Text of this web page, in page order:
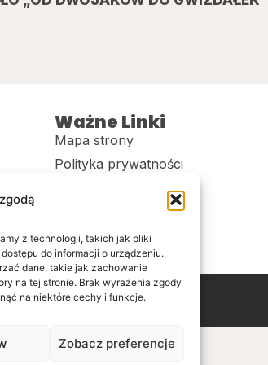
z technologii, takich jak pliki
do informacji o urządzeniu.
dane, takie jak zachowanie
na tej stronie. Brak wyrażenia zgody
na niektóre cechy i funkcje.
Zobacz preferencje
Ważne Linki
Mapa strony
Polityka prywatności
Deklaracja dostępności
Sklep
LiderOnline